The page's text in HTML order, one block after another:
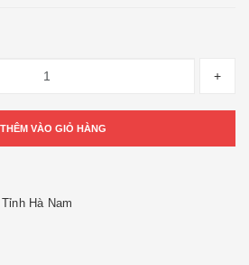
+
VÀO GIỎ HÀNG
Tỉnh Hà Nam